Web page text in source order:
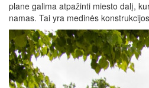
plane galima atpažinti miesto dalį,
namas. Tai yra medinės